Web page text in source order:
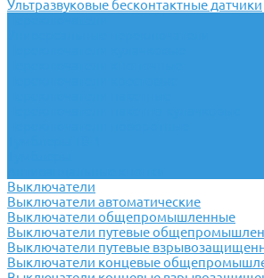
Ультразвуковые бесконтактные датчики
Выключатели
Выключатели автоматические
Выключатели общепромышленные
Выключатели путевые
Выключатели путевые
Выключатели концевые